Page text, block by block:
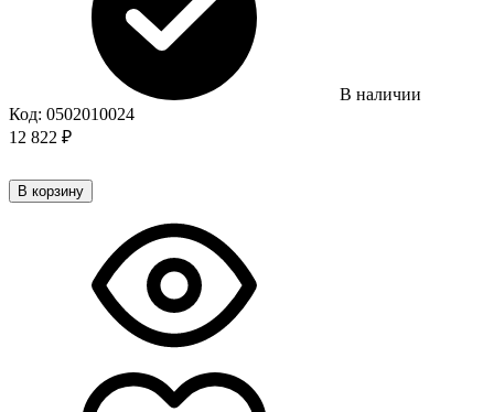
В наличии
Код: 0502010024
12 822 ₽
В корзину